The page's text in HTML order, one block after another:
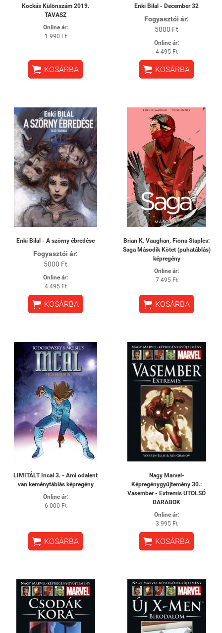
Kockás Különszám 2019.
TAVASZ
Online ár:
1 990 Ft
 KOSÁRBA
Enki Bilal - December 32
Fogyasztói ár:
5000 Ft
Online ár:
4 495 Ft
 KOSÁRBA
Enki Bilal - A szörny ébredése
Fogyasztói ár:
5000 Ft
Online ár:
4 495 Ft
 KOSÁRBA
Brian K. Vaughan, Fiona Staples:
Saga Második Kötet (puhatáblás)
képregény
Online ár:
7 495 Ft
 KOSÁRBA
LIMITÁLT Incal 3. - Ami ​odalent
van keménytáblás képregény
Online ár:
6 000 Ft
 KOSÁRBA
Nagy Marvel-
Képregénygyűjtemény 30.:
Vasember - Extremis UTOLSÓ
DARABOK
Online ár:
3 995 Ft
 KOSÁRBA